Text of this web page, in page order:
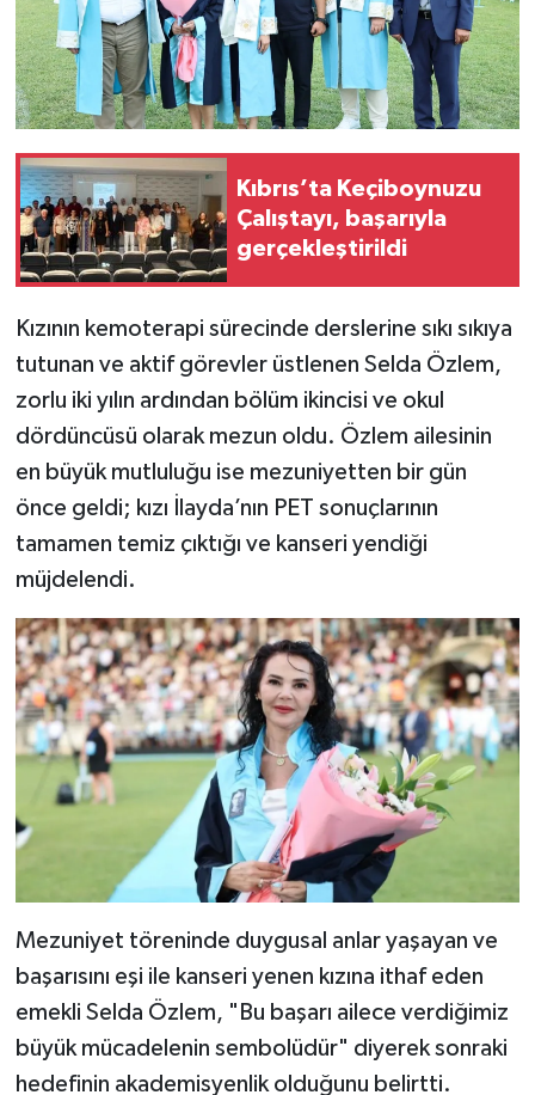
Kıbrıs’ta Keçiboynuzu
Çalıştayı, başarıyla
gerçekleştirildi
Kızının kemoterapi sürecinde derslerine sıkı sıkıya
tutunan ve aktif görevler üstlenen Selda Özlem,
zorlu iki yılın ardından bölüm ikincisi ve okul
dördüncüsü olarak mezun oldu. Özlem ailesinin
en büyük mutluluğu ise mezuniyetten bir gün
önce geldi; kızı İlayda’nın PET sonuçlarının
tamamen temiz çıktığı ve kanseri yendiği
müjdelendi.
Mezuniyet töreninde duygusal anlar yaşayan ve
başarısını eşi ile kanseri yenen kızına ithaf eden
emekli Selda Özlem, "Bu başarı ailece verdiğimiz
büyük mücadelenin sembolüdür" diyerek sonraki
hedefinin akademisyenlik olduğunu belirtti.